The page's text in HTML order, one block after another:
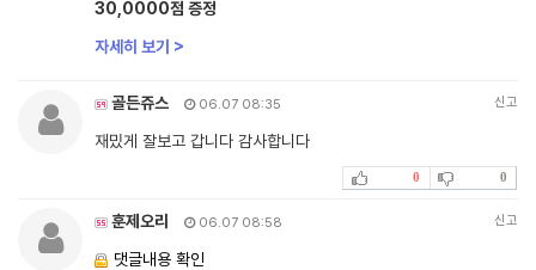
30,0000점 증정
자세히 보기 >
골든쥬스 06.07 08:35 신고
재밌게 잘보고 갑니다 감사합니다
0 0
훈제오리 06.07 08:58 신고
댓글내용 확인